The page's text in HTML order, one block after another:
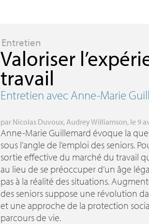
Entretien
Valoriser
travail
Entretien avec Anne-Marie
par Nicolas Duvoux, Audrey Williamson, le 9
Anne-Marie Guillemard évoque la
sous l’angle de l’emploi des seniors.
sortie effective du marché du travail
au lieu de se préoccuper d’un âge
pas à la réalité des situations.
des seniors suppose une révolution
et une approche de la protection
parcours de vie.